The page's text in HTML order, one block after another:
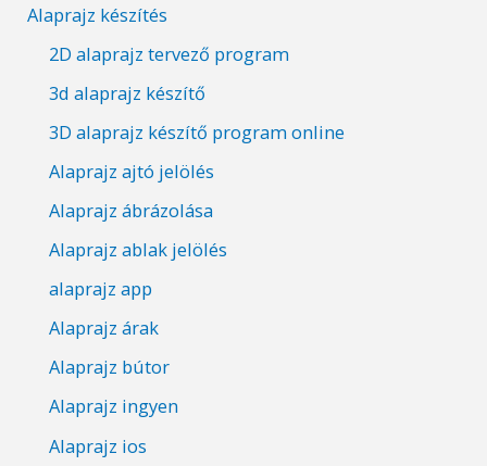
Alaprajz készítés
2D alaprajz tervező program
3d alaprajz készítő
3D alaprajz készítő program online
Alaprajz ajtó jelölés
Alaprajz ábrázolása
Alaprajz ablak jelölés
alaprajz app
Alaprajz árak
Alaprajz bútor
Alaprajz ingyen
Alaprajz ios